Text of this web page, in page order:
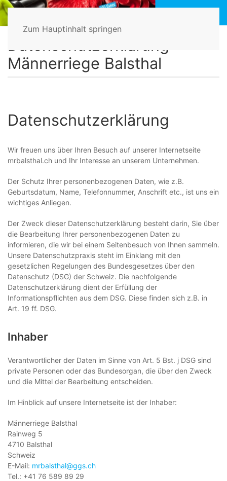
Zum Hauptinhalt springen
Home
Männerriege Balsthal
Datenschutzerklärung
Wir freuen uns über Ihren Besuch auf unserer Internetseite
mrbalsthal.ch und Ihr Interesse an unserem Unternehmen.
Der Schutz Ihrer personenbezogenen Daten, wie z.B.
Geburtsdatum, Name, Telefonnummer, Anschrift etc., ist uns ein
wichtiges Anliegen.
Der Zweck dieser Datenschutzerklärung besteht darin, Sie über
die Bearbeitung Ihrer personenbezogenen Daten zu
informieren, die wir bei einem Seitenbesuch von Ihnen sammeln.
Unsere Datenschutzpraxis steht im Einklang mit den
gesetzlichen Regelungen des Bundesgesetzes über den
Datenschutz (DSG) der Schweiz. Die nachfolgende
Datenschutzerklärung dient der Erfüllung der
Informationspflichten aus dem DSG. Diese finden sich z.B. in
Art. 19 ff. DSG.
Inhaber
Verantwortlicher der Daten im Sinne von Art. 5 Bst. j DSG sind
private Personen oder das Bundesorgan, die über den Zweck
und die Mittel der Bearbeitung entscheiden.
Im Hinblick auf unsere Internetseite ist der Inhaber:
Männerriege Balsthal
Rainweg 5
4710 Balsthal
Schweiz
E-Mail: mrbalsthal@ggs.ch
Tel.: +41 76 589 89 29